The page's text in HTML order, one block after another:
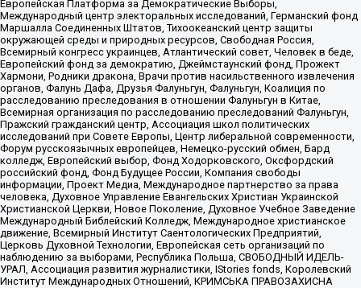
Европейская Платформа за Демократические Выборы,
Международный центр электоральных исследований, Германский фонд
Маршалла Соединенных Штатов, Тихоокеанский центр защиты
окружающей среды и природных ресурсов, Свободная Россия,
Всемирный конгресс украинцев, Атлантический совет, Человек в беде,
Европейский фонд за демократию, Джеймстаунский фонд, Прожект
Хармони, Родники дракона, Врачи против насильственного извлечения
органов, Фалунь Дафа, Друзья Фалуньгун, Фалуньгун, Коалиция по
расследованию преследования в отношении Фалуньгун в Китае,
Всемирная организация по расследованию преследований Фалуньгун,
Пражский гражданский центр, Ассоциация школ политических
исследований при Совете Европы, Центр либеральной современности,
Форум русскоязычных европейцев, Немецко-русский обмен, Бард
колледж, Европейский выбор, Фонд Ходорковского, Оксфордский
российский фонд, Фонд Будущее России, Компания свободы
информации, Проект Медиа, Международное партнерство за права
человека, Духовное Управление Евангельских Христиан Украинской
Христианской Церкви, Новое Поколение, Духовное Учебное Заведение
Международный Библейский Колледж, Международное христианское
движение, Всемирный Институт Саентологических Предприятий,
Церковь Духовной Технологии, Европейская сеть организаций по
наблюдению за выборами, Республика Польша, СВОБОДНЫЙ ИДЕЛЬ-
УРАЛ, Ассоциация развития журналистики, IStories fonds, Королевский
Институт Международных Отношений, КРИМСЬКА ПРАВОЗАХИСНА